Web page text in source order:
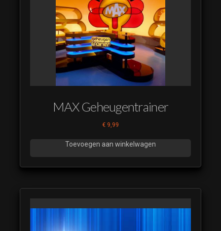
MAX Geheugentrainer
€ 9,99
Toevoegen aan winkelwagen